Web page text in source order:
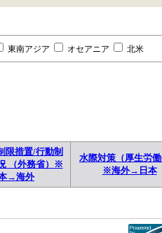
東南アジア オセアニア 北米
限措置/行動制
（外務省）※
→海外
水際対策（厚生労働
※海外→日本